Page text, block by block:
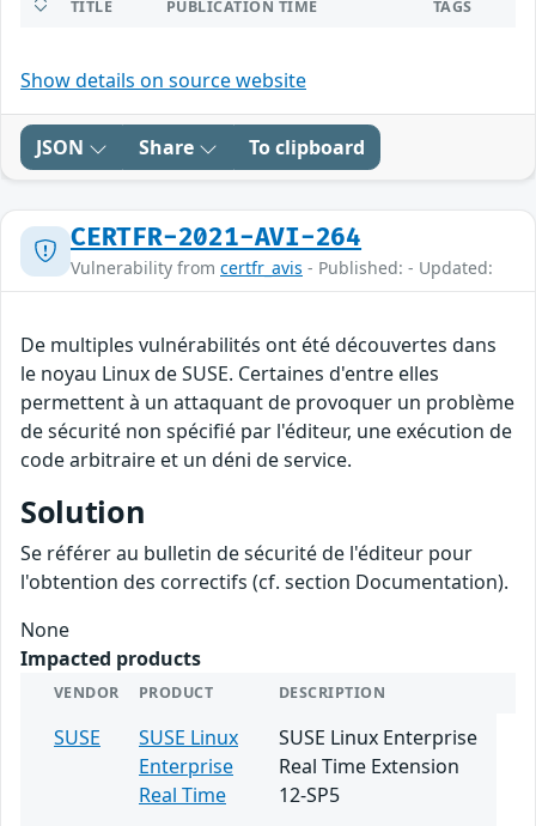
TITLE PUBLICATION TIME TAGS
Show details on source website
JSON Share To clipboard
CERTFR-2021-AVI-264
Vulnerability from certfr_avis - Published: - Updated:
De multiples vulnérabilités ont été découvertes dans
le noyau Linux de SUSE. Certaines d'entre elles
permettent à un attaquant de provoquer un problème
de sécurité non spécifié par l'éditeur, une exécution de
code arbitraire et un déni de service.
Solution
Se référer au bulletin de sécurité de l'éditeur pour
l'obtention des correctifs (cf. section Documentation).
None
Impacted products
VENDOR PRODUCT DESCRIPTION
SUSE
SUSE Linux
Enterprise
Real Time
SUSE Linux Enterprise
Real Time Extension
12-SP5